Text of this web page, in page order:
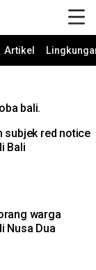
Artikel
bali.
subjek red notice
Bali
warga
Nusa Dua